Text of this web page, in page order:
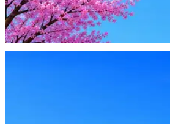
Будьте осторожны: если
деньги — это мошенники.
Жмите Пожаловаться ·Гайд по
Стратегия поиска с AI: рынки,